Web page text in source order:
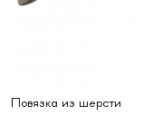
Повязка из шерсти